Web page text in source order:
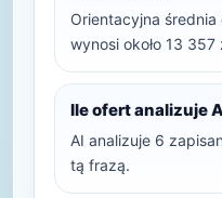
Orientacyjna
wynosi około 13 357
Ile ofert analizuje
AI analizuje 6
tą frazą.